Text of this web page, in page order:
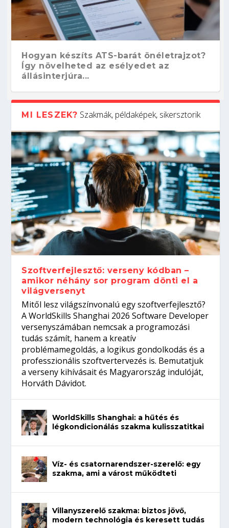
Hogyan készíts ATS-barát önéletrajzot?
Így növelheted az esélyedet az
állásinterjúra...
Kitalálod, mire használják ezeket a
gépeket?
Nem sikerült az egyetemi felvételi?
Tanulj szakmát!
Szoftverfejlesztő: verseny kódban –
amikor néhány sor program dönti el a
világversenyt...
Digitális detox – hogyan kapcsolódj ki
telefon nélkül?
MI LESZEK? Szakmák, példaképek, sikersztorik
Szoftverfejlesztő: verseny kódban –
amikor néhány sor program dönti el a
világversenyt
Mitől lesz világszínvonalú egy szoftverfejlesztő?
A WorldSkills Shanghai 2026 Software Developer
versenyszámában nemcsak a programozási
tudás számít, hanem a kreatív
problémamegoldás, a logikus gondolkodás és a
professzionális szoftvertervezés is. Bemutatjuk
a verseny kihívásait és Magyarország indulóját,
Horváth Dávidot.
WorldSkills Shanghai: a hűtés és
légkondicionálás szakma kulisszatitkai
Víz- és csatornarendszer-szerelő: egy
szakma, ami a várost működteti
Villanyszerelő szakma: biztos jövő,
modern technológia és keresett tudás